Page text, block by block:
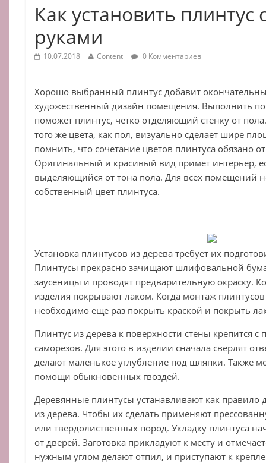
Как установить плинтус
руками
10.07.2018 Content 0 Комментариев
Хорошо выбранный плинтус добавит
художественный дизайн помещения. Выполнить
поможет плинтус, четко отделяющий стенку от
того же цвета, как пол, визуально сделает шире
помнить, что сочетание цветов плинтуса обязано
Оригинальный и красивый вид примет интерьер,
выделяющийся от тона пола. Для всех помещений
собственный цвет плинтуса.
Установка плинтусов из дерева требует их
Плинтусы прекрасно зачищают шлифовальной
заусеницы и проводят предварительную окраску.
изделия покрывают лаком. Когда монтаж
необходимо еще раз покрыть краской и покрыть
Плинтус из дерева к поверхности стены крепится
саморезов. Для этого в изделии сначала сверлят
делают маленькое углубление под шляпки. Также
помощи обыкновенных гвоздей.
Деревянные плинтусы устанавливают как правило
из дерева. Чтобы их сделать применяют
или твердолиственных пород. Укладку плинтуса
от дверей. Заготовка прикладуют к месту и
нужным углом делают отпил, и приступают к